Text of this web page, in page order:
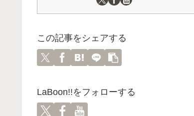
この記事をシェアする
LaBoon!!をフォローする